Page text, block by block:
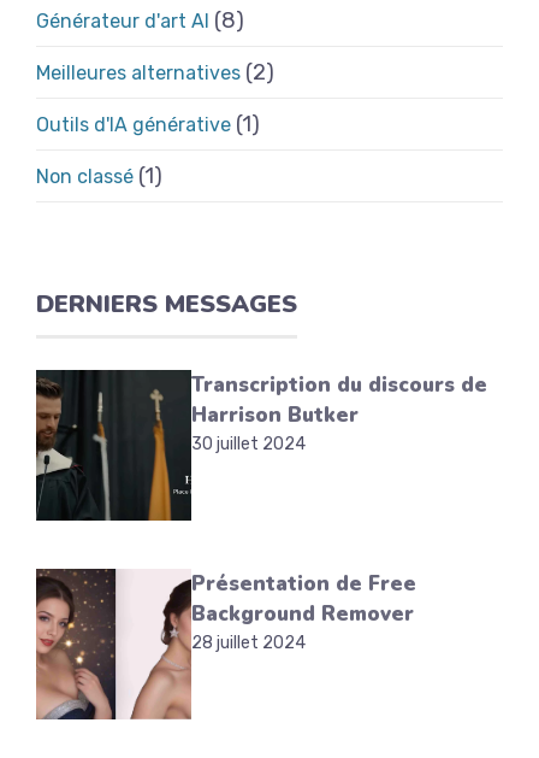
Générateur d'art AI (8)
Meilleures alternatives (2)
Outils d'IA générative (1)
Non classé (1)
DERNIERS MESSAGES
Transcription du discours de
Harrison Butker
30 juillet 2024
Présentation de Free
Background Remover
28 juillet 2024